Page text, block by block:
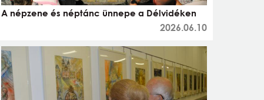
A népzene és néptánc ünnepe a Délvidéken
2026.06.10